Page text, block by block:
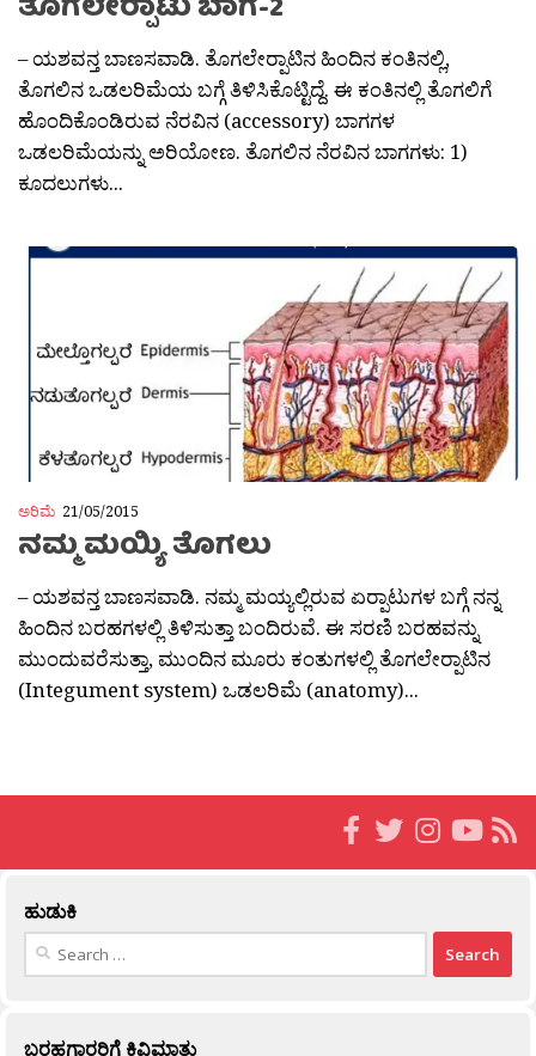
ತೊಗಲೇರ‍್ಪಾಟು ಬಾಗ-2
– ಯಶವನ್ತ ಬಾಣಸವಾಡಿ. ತೊಗಲೇರ‍್ಪಾಟಿನ ಹಿಂದಿನ ಕಂತಿನಲ್ಲಿ,
ತೊಗಲಿನ ಒಡಲರಿಮೆಯ ಬಗ್ಗೆ ತಿಳಿಸಿಕೊಟ್ಟಿದ್ದೆ. ಈ ಕಂತಿನಲ್ಲಿ ತೊಗಲಿಗೆ
ಹೊಂದಿಕೊಂಡಿರುವ ನೆರವಿನ (accessory) ಬಾಗಗಳ
ಒಡಲರಿಮೆಯನ್ನು ಅರಿಯೋಣ. ತೊಗಲಿನ ನೆರವಿನ ಬಾಗಗಳು: 1)
ಕೂದಲುಗಳು...
ಅರಿಮೆ 21/05/2015
ನಮ್ಮ ಮಯ್ಯಿ ತೊಗಲು
– ಯಶವನ್ತ ಬಾಣಸವಾಡಿ. ನಮ್ಮ ಮಯ್ಯಲ್ಲಿರುವ ಏರ‍್ಪಾಟುಗಳ ಬಗ್ಗೆ ನನ್ನ
ಹಿಂದಿನ ಬರಹಗಳಲ್ಲಿ ತಿಳಿಸುತ್ತಾ ಬಂದಿರುವೆ. ಈ ಸರಣಿ ಬರಹವನ್ನು
ಮುಂದುವರೆಸುತ್ತಾ, ಮುಂದಿನ ಮೂರು ಕಂತುಗಳಲ್ಲಿ ತೊಗಲೇರ‍್ಪಾಟಿನ
(Integument system) ಒಡಲರಿಮೆ (anatomy)...
ಹುಡುಕಿ
Search
ಬರಹಗಾರರಿಗೆ ಕಿವಿಮಾತು